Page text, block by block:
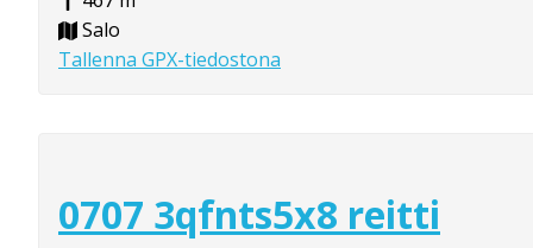
Salo
Tallenna GPX-tiedostona
0707 3qfnts5x8 reitti